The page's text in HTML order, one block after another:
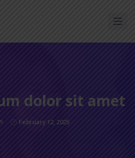
dolor sit amet
February 12, 2025